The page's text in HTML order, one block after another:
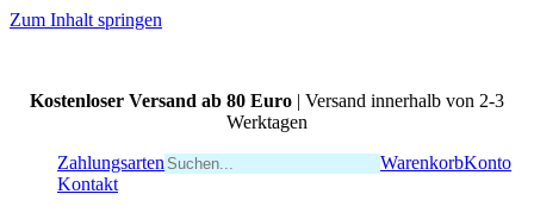
Zum Inhalt springen
Kostenloser Versand ab 80 Euro | Versand innerhalb von 2-3
Werktagen
Zahlungsarten
WarenkorbKonto
Kontakt